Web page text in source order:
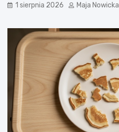
1 sierpnia 2026 Maja Nowicka